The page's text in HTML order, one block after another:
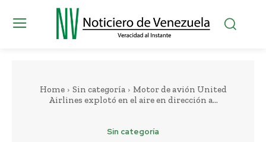
Home Sin categoría
Motor de avión United
Airlines explotó en el aire en dirección a...
Sin categoría